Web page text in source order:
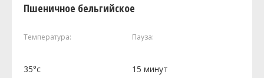
Пшеничное бельгийское
Температура: Пауза:
35°c 15 минут